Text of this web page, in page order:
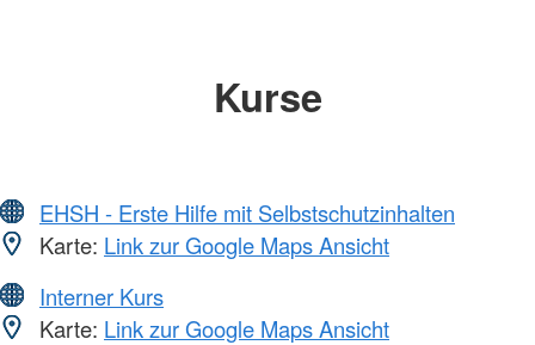
Kurse
EHSH - Erste Hilfe mit Selbstschutzinhalten
Karte: Link zur Google Maps Ansicht
Interner Kurs
Karte: Link zur Google Maps Ansicht